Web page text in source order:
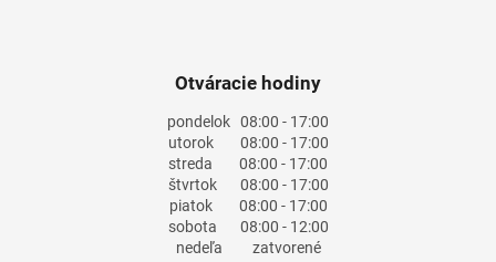
Otváracie hodiny
pondelok 08:00 - 17:00
utorok08:00 - 17:00
streda 08:00 - 17:00
štvrtok08:00 - 17:00
piatok08:00 - 17:00
sobota 08:00 - 12:00
nedeľa zatvorené